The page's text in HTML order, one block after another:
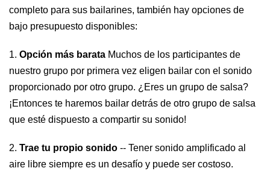
completo para sus bailarines, también hay opciones de
bajo presupuesto disponibles:
1. Opción más barata Muchos de los participantes de
nuestro grupo por primera vez eligen bailar con el sonido
proporcionado por otro grupo. ¿Eres un grupo de salsa?
¡Entonces te haremos bailar detrás de otro grupo de salsa
que esté dispuesto a compartir su sonido!
2. Trae tu propio sonido -- Tener sonido amplificado al
aire libre siempre es un desafío y puede ser costoso.